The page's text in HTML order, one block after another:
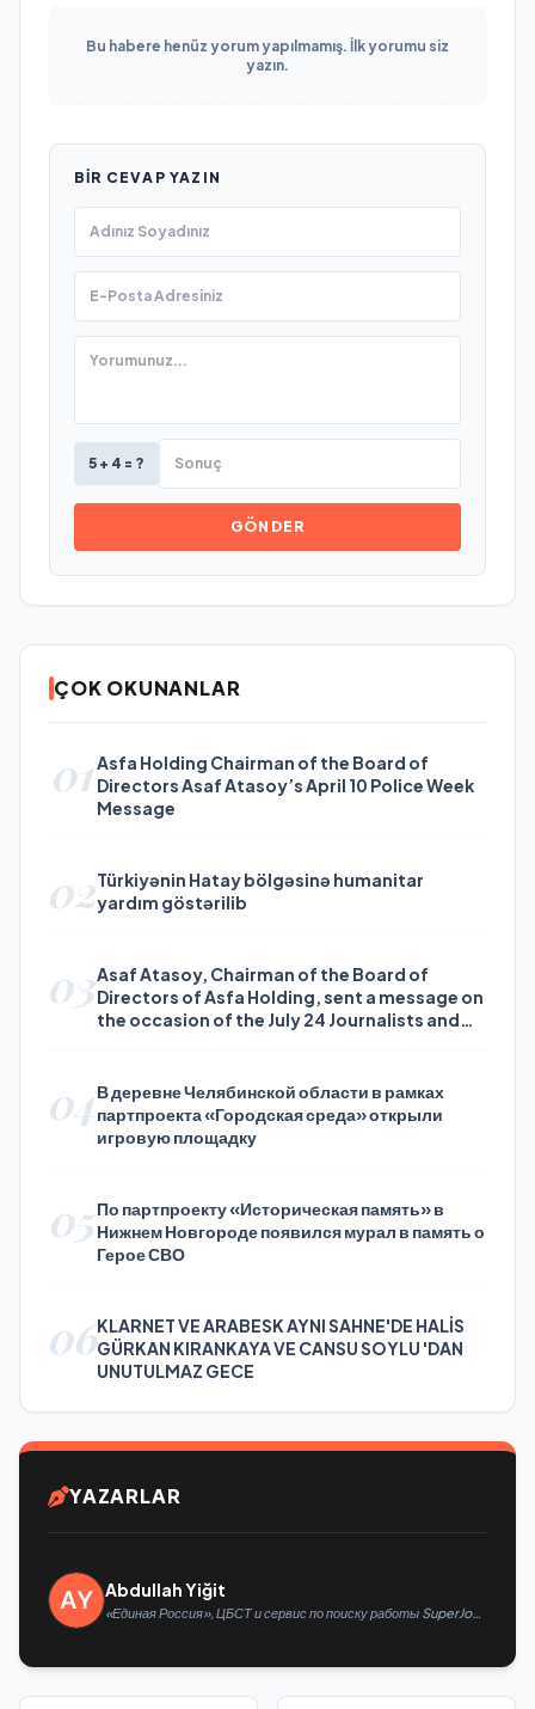
Bu habere henüz yorum yapılmamış. İlk yorumu siz
yazın.
BIR CEVAP YAZIN
5 + 4 = ?
GÖNDER
ÇOK OKUNANLAR
01Asfa Holding Chairman of the Board of
Directors Asaf Atasoy’s April 10 Police Week
Message
02Türkiyənin Hatay bölgəsinə humanitar
yardım göstərilib
03Asaf Atasoy, Chairman of the Board of
Directors of Asfa Holding, sent a message on
the occasion of the July 24 Journalists and
04В деревне Челябинской области в рамках
партпроекта «Городская среда» открыли
игровую площадку
05По партпроекту «Историческая память» в
Нижнем Новгороде появился мурал в память о
Герое СВО
06KLARNET VE ARABESK AYNI SAHNE'DE HALİS
GÜRKAN KIRANKAYA VE CANSU SOYLU 'DAN
UNUTULMAZ GECE
YAZARLAR
Abdullah Yiğit
«Единая Россия», ЦБСТ и сервис по поиску работы SuperJob